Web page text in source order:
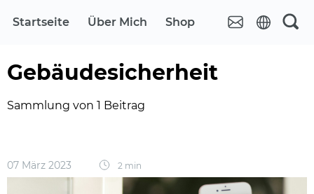
Startseite Über Mich Shop
Gebäudesicherheit
Sammlung von 1 Beitrag
07 März 2023 2 min